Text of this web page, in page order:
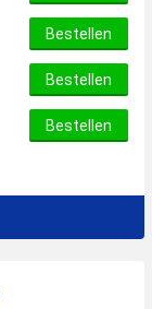
Bestellen
Bestellen
Bestellen